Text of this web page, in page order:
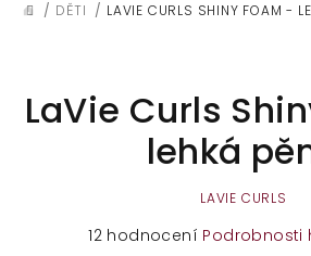
DOMŮ
/ DĚTI / LAVIE CURLS SHINY FOAM -
LaVie Curls
lehká
LAVIE CURLS
Průměrné
12 hodnocení Podrobnosti